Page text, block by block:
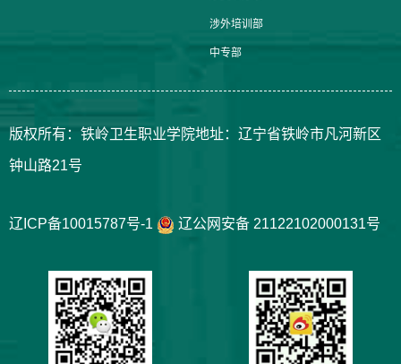
涉外培训部
中专部
版权所有：铁岭卫生职业学院地址：辽宁省铁岭市凡河新区
钟山路21号
辽ICP备10015787号-1 辽公网安备 21122102000131号